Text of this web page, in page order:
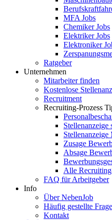
MFA Jobs
Chemiker Jobs
Elektriker Jobs
Elektroniker
Ratgeber
Unternehmen
Mitarbeiter finden
Kostenlose
Recruitment
Recruiting-Prozess
Stellenanzeige
Stellenanzeige
Zusage
Absage
Alle
FAQ für Arbeitgeber
Info
Über NebenJob
Häufig gestellte
Kontakt